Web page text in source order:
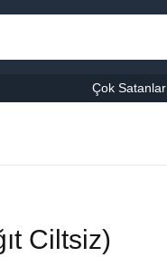
Çok Satanlar
Ciltsiz)